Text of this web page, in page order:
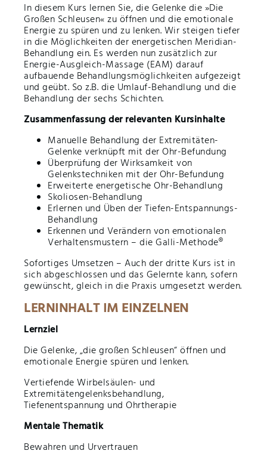
In diesem Kurs lernen Sie, die Gelenke die »Die
Großen Schleusen« zu öffnen und die emotionale
Energie zu spüren und zu lenken. Wir steigen tiefer
in die Möglichkeiten der energetischen Meridian-
Behandlung ein. Es werden nun zusätzlich zur
Energie-Ausgleich-Massage (EAM) darauf
aufbauende Behandlungsmöglichkeiten aufgezeigt
und geübt. So z.B. die Umlauf-Behandlung und die
Behandlung der sechs Schichten.
Zusammenfassung der relevanten Kursinhalte
Manuelle Behandlung der Extremitäten-
Gelenke verknüpft mit der Ohr-Befundung
Überprüfung der Wirksamkeit von
Gelenkstechniken mit der Ohr-Befundung
Erweiterte energetische Ohr-Behandlung
Skoliosen-Behandlung
Erlernen und Üben der Tiefen-Entspannungs-
Behandlung
Erkennen und Verändern von emotionalen
Verhaltensmustern – die Galli-Methode®
Sofortiges Umsetzen – Auch der dritte Kurs ist in
sich abgeschlossen und das Gelernte kann, sofern
gewünscht, gleich in die Praxis umgesetzt werden.
LERNINHALT IM EINZELNEN
Lernziel
Die Gelenke, „die großen Schleusen“ öffnen und
emotionale Energie spüren und lenken.
Vertiefende Wirbelsäulen- und
Extremitätengelenksbehandlung,
Tiefenentspannung und Ohrtherapie
Mentale Thematik
Bewahren und Urvertrauen